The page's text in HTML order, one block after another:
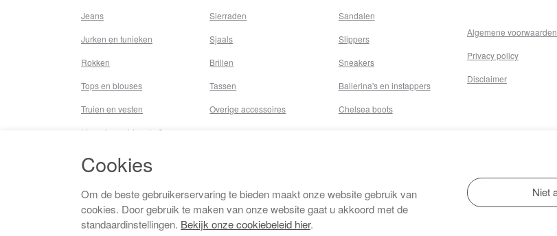
Jeans
Jurken en tunieken
Rokken
Tops en blouses
Truien en vesten
Lingerie,nachtmode &
Badkleding
Beenmode
Vermaakkosten
Sierraden
Sjaals
Brillen
Tassen
Overige accessoires
Sandalen
Slippers
Sneakers
Ballerina's en instappers
Chelsea boots
Algemene voorwaarden
Privacy policy
Disclaimer
Cookies
Om de beste gebruikerservaring te bieden maakt onze website gebruik van
cookies. Door gebruik te maken van onze website gaat u akkoord met de
standaardinstellingen. Bekijk onze cookiebeleid hier.